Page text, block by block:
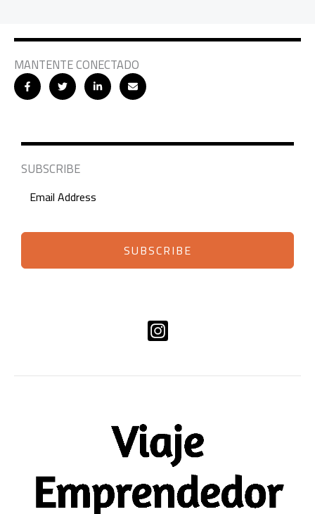
MANTENTE CONECTADO
SUBSCRIBE
SUBSCRIBE